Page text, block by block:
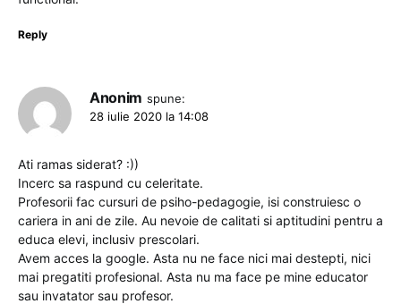
Reply
Anonim spune:
28 iulie 2020 la 14:08
Ati ramas siderat? :))
Incerc sa raspund cu celeritate.
Profesorii fac cursuri de psiho-pedagogie, isi construiesc o
cariera in ani de zile. Au nevoie de calitati si aptitudini pentru a
educa elevi, inclusiv prescolari.
Avem acces la google. Asta nu ne face nici mai destepti, nici
mai pregatiti profesional. Asta nu ma face pe mine educator
sau invatator sau profesor.